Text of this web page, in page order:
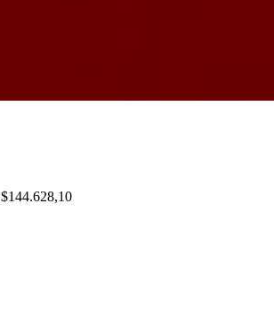
$144.628,10